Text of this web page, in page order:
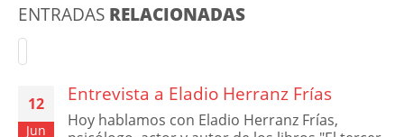
ENTRADAS RELACIONADAS
12
Jun
Entrevista a Eladio Herranz Frías
Hoy hablamos con Eladio Herranz Frías,